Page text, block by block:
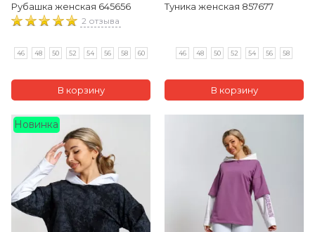
Рубашка женская 645656
2 отзыва
46 48 50 52 54 56 58 60
Туника женская 857677
46 48 50 52 54 56 58
Новинка